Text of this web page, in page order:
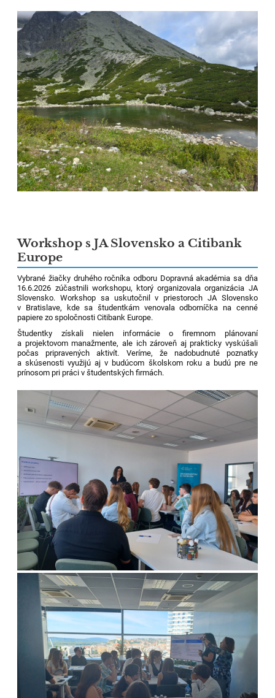
Workshop s JA Slovensko a Citibank
Europe
Vybrané žiačky druhého ročníka odboru Dopravná akadémia sa dňa
16.6.2026 zúčastnili workshopu, ktorý organizovala organizácia JA
Slovensko. Workshop sa uskutočnil v priestoroch JA Slovensko
v Bratislave, kde sa študentkám venovala odborníčka na cenné
papiere zo spoločnosti Citibank Europe.
Študentky získali nielen informácie o firemnom plánovaní
a projektovom manažmente, ale ich zároveň aj prakticky vyskúšali
počas pripravených aktivít. Veríme, že nadobudnuté poznatky
a skúsenosti využijú aj v budúcom školskom roku a budú pre ne
prínosom pri práci v študentských firmách.